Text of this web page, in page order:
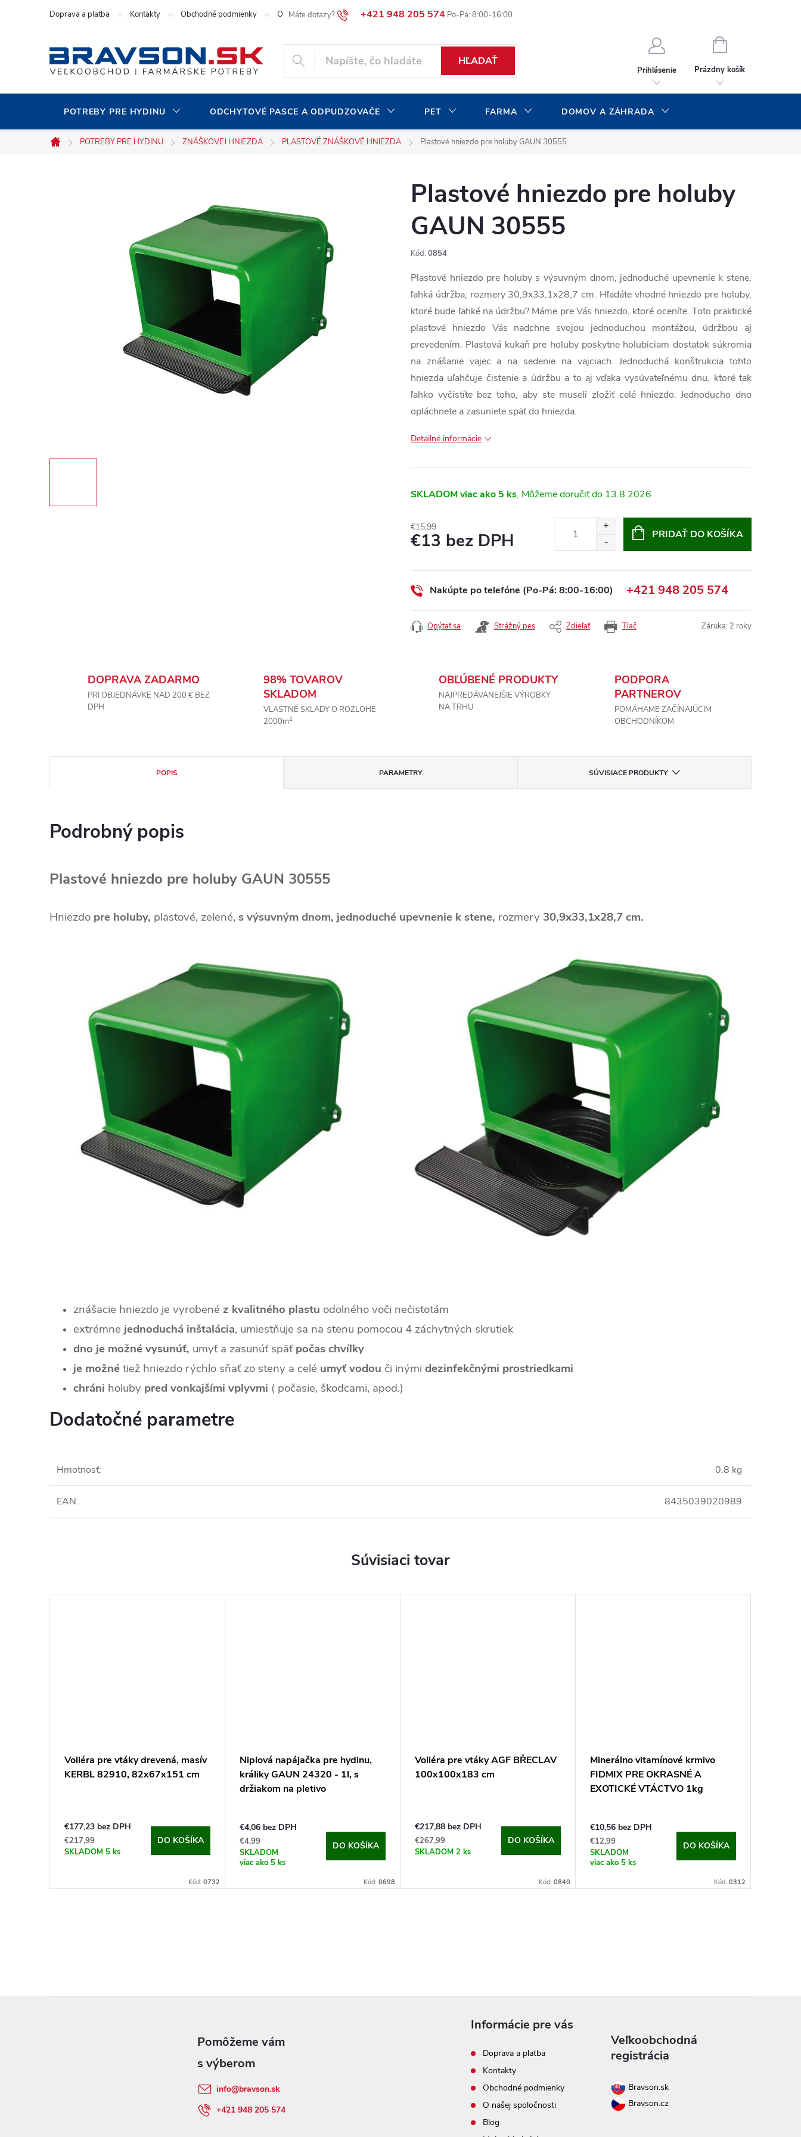
+421 948 205 574
Doprava a platba Kontakty Obchodné podmienky O našej spoločnosti Blog Moja objednávka
HĽADAŤ
Prihlásenie
NÁKUPNÝ
Prázdny košík
POTREBY PRE HYDINU ODCHYTOVÉ PASCE A ODPUDZOVAČE PET FARMA DOMOV A ZÁHRADA
Domov
POTREBY PRE HYDINU ZNÁŠKOVEJ HNIEZDA PLASTOVÉ ZNÁŠKOVÉ HNIEZDA Plastové hniezdo pre holuby GAUN 30555
Plastové hniezdo pre holuby
GAUN 30555
Kód: 0854
Plastové hniezdo pre holuby s výsuvným dnom, jednoduché upevnenie k stene,
ľahká údržba, rozmery 30,9x33,1x28,7 cm. Hľadáte vhodné hniezdo pre holuby,
ktoré bude ľahké na údržbu? Máme pre Vás hniezdo, ktoré oceníte. Toto praktické
plastové hniezdo Vás nadchne svojou jednoduchou montážou, údržbou aj
prevedením. Plastová kukaň pre holuby poskytne holubiciam dostatok súkromia
na znášanie vajec a na sedenie na vajciach. Jednoduchá konštrukcia tohto
hniezda uľahčuje čistenie a údržbu a to aj vďaka vysúvateľnému dnu, ktoré tak
ľahko vyčistíte bez toho, aby ste museli zložiť celé hniezdo. Jednoducho dno
opláchnete a zasuniete späť do hniezda.
Detailné informácie
SKLADOMviac ako 5 ks 13.8.2026
€15,99
€13 bez DPH
cena:
PRIDAŤ DO KOŠÍKA
Nakúpte po telefóne (Po-Pá: 8:00-16:00) +421 948 205 574
Tlač
Opýtať sa Strážný pes Zdieľať Záruka: 2 roky
DOPRAVA ZADARMO
PRI OBJEDNÁVKE NAD 200 € BEZ
DPH
98% TOVAROV
SKLADOM
VLASTNÉ SKLADY O ROZLOHE
2000m2
OBĽÚBENÉ PRODUKTY
NAJPREDÁVANEJŠIE VÝROBKY
NA TRHU
PODPORA
PARTNEROV
POMÁHAME ZAČÍNAJÚCIM
OBCHODNÍKOM
POPIS PARAMETRY SÚVISIACE PRODUKTY
Podrobný popis
Plastové hniezdo pre holuby GAUN 30555
Hniezdo pre holuby, plastové, zelené, s výsuvným dnom, jednoduché upevnenie k stene, rozmery 30,9x33,1x28,7 cm.
znášacie hniezdo je vyrobené z kvalitného plastu odolného voči nečistotám
extrémne jednoduchá inštalácia, umiestňuje sa na stenu pomocou 4 záchytných skrutiek
dno je možné vysunúť, umyť a zasunúť späťpočas chvíľky
je možnétiež hniezdo rýchlo sňať zo steny a celé umyť vodou či inými dezinfekčnými prostriedkami
chráni holuby pred vonkajšími vplyvmi ( počasie, škodcami, apod.)
Dodatočné parametre
Hmotnosť: 0.8 kg
EAN: 8435039020989
Súvisiaci tovar
Voliéra pre vtáky drevená, masív
KERBL 82910, 82x67x151 cm
€177,23 bez DPH
€217,99
SKLADOM 5 ks
DO KOŠÍKA
Kód: 0732
Niplová napájačka pre hydinu,
králiky GAUN 24320 - 1l, s
držiakom na pletivo
€4,06 bez DPH
€4,99
SKLADOM
viac ako 5 ks
DO KOŠÍKA
Kód: 0698
Voliéra pre vtáky AGF BŘECLAV
100x100x183 cm
€217,88 bez DPH
€267,99
SKLADOM 2 ks
DO KOŠÍKA
Kód: 0840
Minerálno vitamínové krmivo
FIDMIX PRE OKRASNÉ A
EXOTICKÉ VTÁCTVO 1kg
€10,56 bez DPH
€12,99
SKLADOM
viac ako 5 ks
DO KOŠÍKA
Kód: 0312
info@bravson.sk
+421 948 205 574
Informácie pre vás
Doprava a platba
Kontakty
Obchodné podmienky
O našej spoločnosti
Blog
Veľkoobchodná
registrácia
Bravson.sk
Bravson.cz